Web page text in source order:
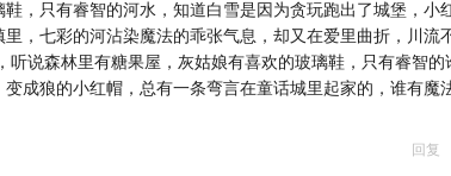
，只有睿智的河水，知道白雪是因为贪玩跑出了城堡，小
，七彩的河沾染魔法的乖张气息，却又在爱里曲折，川流
说森林里有糖果屋，灰姑娘有喜欢的玻璃鞋，只有睿智的
成狼的小红帽，总有一条弯言在童话城里起家的，谁有魔
回复